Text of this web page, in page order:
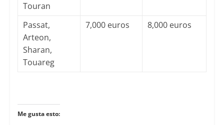
Touran
Passat,
Arteon,
Sharan,
Touareg
7,000 euros 8,000 euros
Me gusta esto: